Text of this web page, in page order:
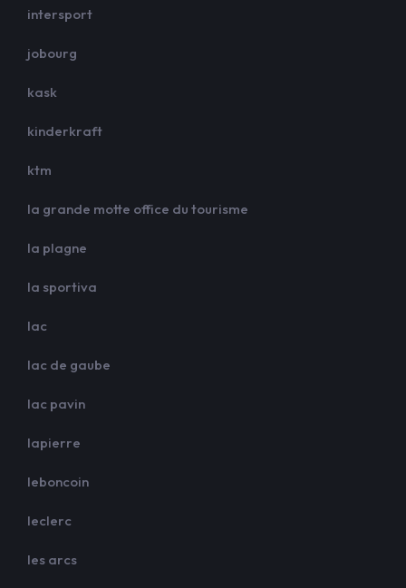
intersport
jobourg
kask
kinderkraft
ktm
la grande motte office du tourisme
la plagne
la sportiva
lac
lac de gaube
lac pavin
lapierre
leboncoin
leclerc
les arcs